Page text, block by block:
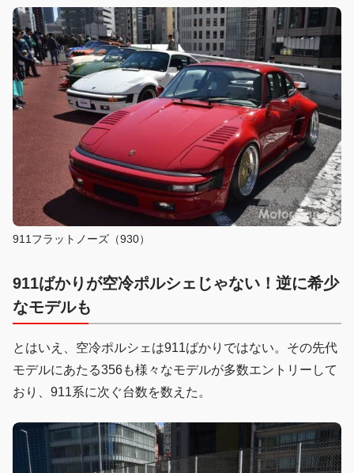
911フラットノーズ（930）
911ばかりが空冷ポルシェじゃない！逆に希少
なモデルも
とはいえ、空冷ポルシェは911ばかりではない。その先代
モデルにあたる356も様々なモデルが多数エントリーして
おり、911系に次ぐ台数を数えた。